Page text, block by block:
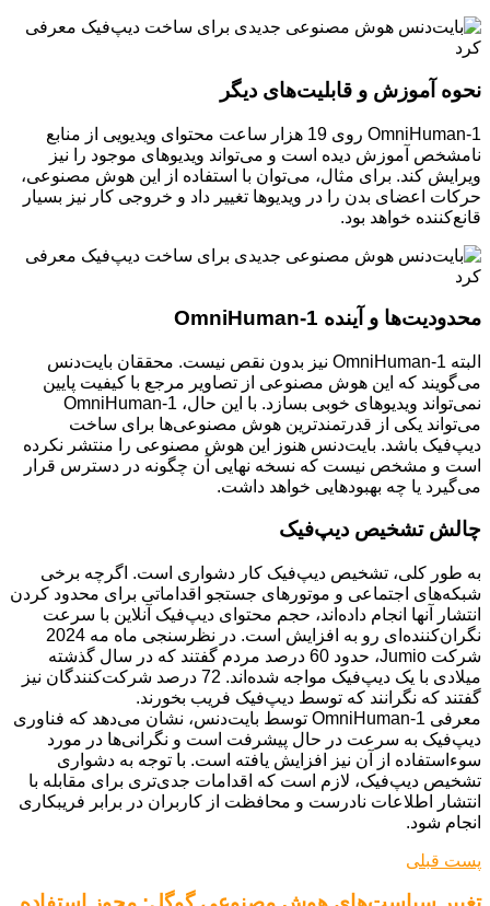
نحوه آموزش و قابلیت‌های دیگر
OmniHuman-1 روی 19 هزار ساعت محتوای ویدیویی از منابع
نامشخص آموزش دیده است و می‌تواند ویدیوهای موجود را نیز
ویرایش کند. برای مثال، می‌توان با استفاده از این هوش مصنوعی،
حرکات اعضای بدن را در ویدیوها تغییر داد و خروجی کار نیز بسیار
قانع‌کننده خواهد بود.
محدودیت‌ها و آینده OmniHuman-1
البته OmniHuman-1 نیز بدون نقص نیست. محققان بایت‌دنس
می‌گویند که این هوش مصنوعی از تصاویر مرجع با کیفیت پایین
نمی‌تواند ویدیوهای خوبی بسازد. با این حال، OmniHuman-1
می‌تواند یکی از قدرتمندترین هوش مصنوعی‌ها برای ساخت
دیپ‌فیک باشد. بایت‌دنس هنوز این هوش مصنوعی را منتشر نکرده
است و مشخص نیست که نسخه نهایی آن چگونه در دسترس قرار
می‌گیرد یا چه بهبودهایی خواهد داشت.
چالش تشخیص دیپ‌فیک
به طور کلی، تشخیص دیپ‌فیک کار دشواری است. اگرچه برخی
شبکه‌های اجتماعی و موتورهای جستجو اقداماتی برای محدود کردن
انتشار آنها انجام داده‌اند، حجم محتوای دیپ‌فیک آنلاین با سرعت
نگران‌کننده‌ای رو به افزایش است. در نظرسنجی ماه مه 2024
شرکت Jumio، حدود 60 درصد مردم گفتند که در سال گذشته
میلادی با یک دیپ‌فیک مواجه شده‌اند. 72 درصد شرکت‌کنندگان نیز
گفتند که نگرانند که توسط دیپ‌فیک فریب بخورند.
معرفی OmniHuman-1 توسط بایت‌دنس، نشان می‌دهد که فناوری
دیپ‌فیک به سرعت در حال پیشرفت است و نگرانی‌ها در مورد
سوءاستفاده از آن نیز افزایش یافته است. با توجه به دشواری
تشخیص دیپ‌فیک، لازم است که اقدامات جدی‌تری برای مقابله با
انتشار اطلاعات نادرست و محافظت از کاربران در برابر فریبکاری
انجام شود.
پست قبلی